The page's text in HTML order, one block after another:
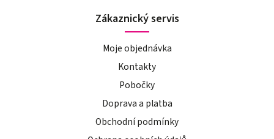
Zákaznický servis
Moje objednávka
Kontakty
Pobočky
Doprava a platba
Obchodní podmínky